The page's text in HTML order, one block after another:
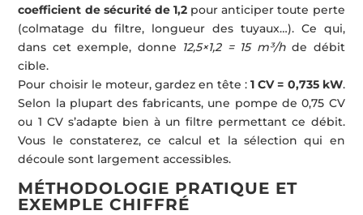
coefficient de sécurité de 1,2 pour anticiper toute perte
(colmatage du filtre, longueur des tuyaux…). Ce qui,
dans cet exemple, donne 12,5×1,2 = 15 m³/hde débit
cible.
Pour choisir le moteur, gardez en tête :1 CV = 0,735 kW.
Selon la plupart des fabricants, une pompe de 0,75 CV
ou 1 CV s’adapte bien à un filtre permettant ce débit.
Vous le constaterez, ce calcul et la sélection qui en
découle sont largement accessibles.
MÉTHODOLOGIE PRATIQUE ET
EXEMPLE CHIFFRÉ